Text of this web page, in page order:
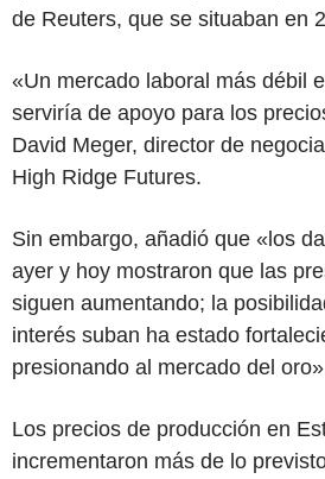
de Reuters, que se situaban en
«Un mercado laboral más débil
serviría de apoyo para los
David Meger, director de
High Ridge Futures.
Sin embargo, añadió que «los
ayer y hoy mostraron que las
siguen aumentando; la
interés suban ha estado
presionando al mercado del
Los precios de producción en
incrementaron más de lo